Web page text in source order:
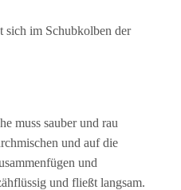
sich im Schubkolben der
muss sauber und rau
und auf die
und
und fließt langsam.